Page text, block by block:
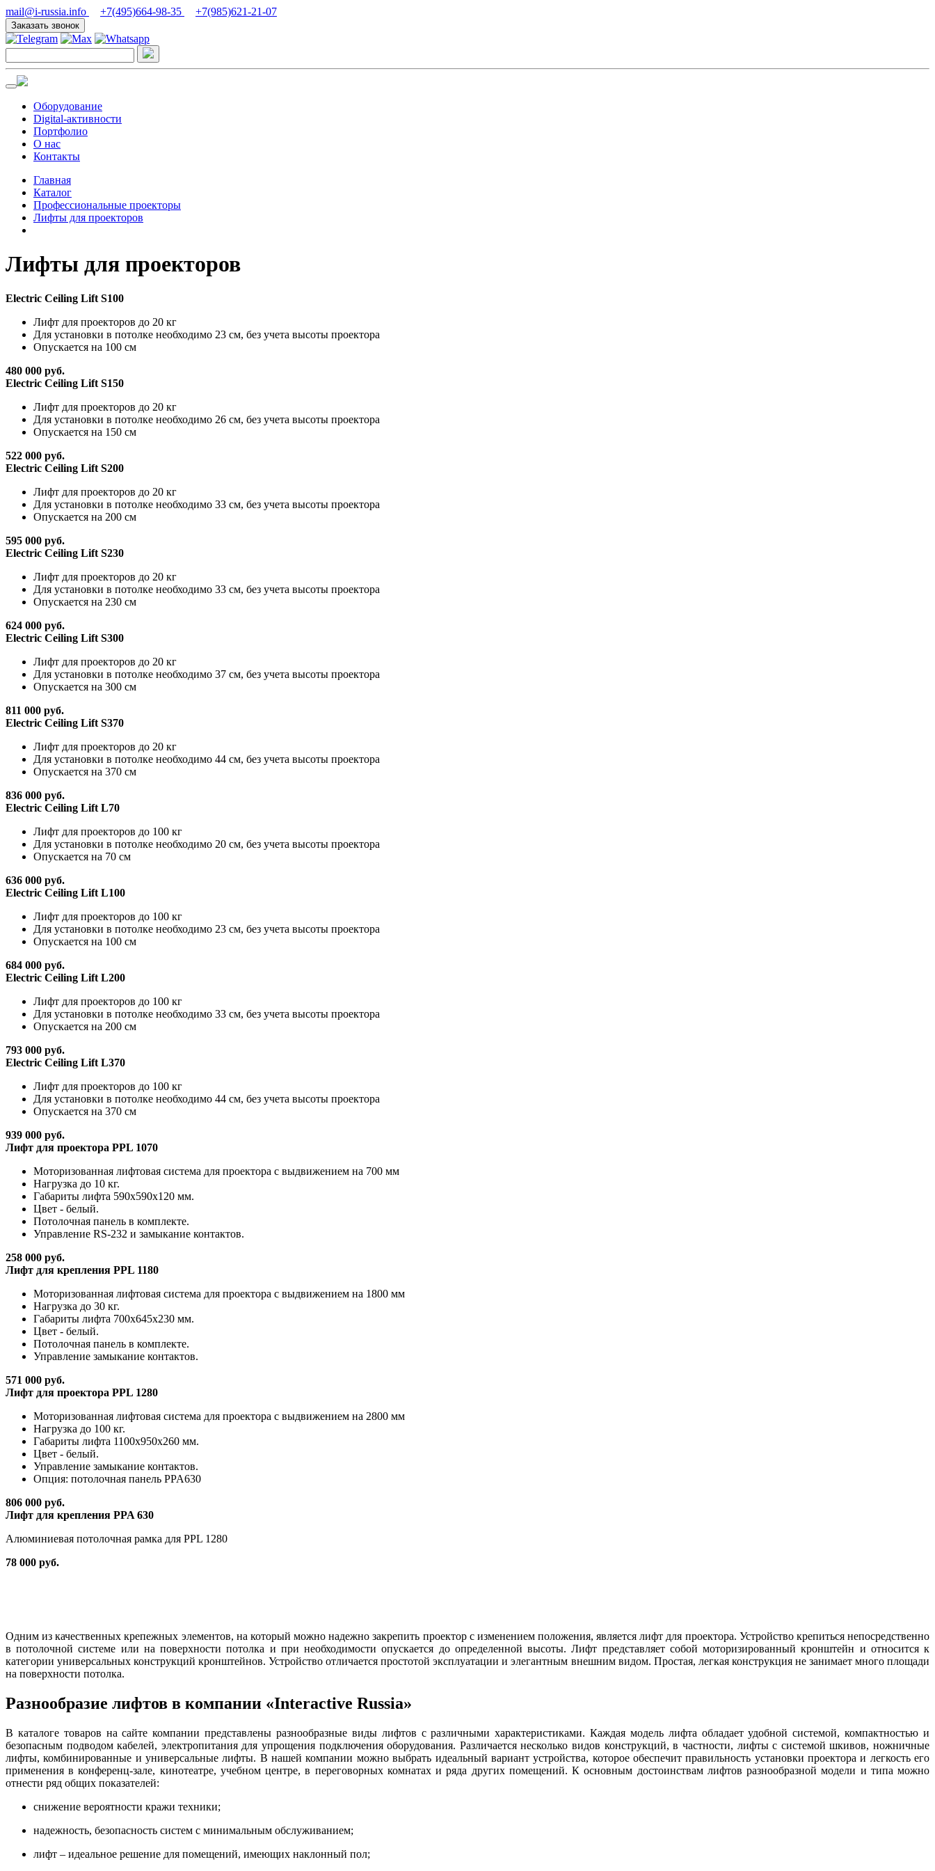
mail@i-russia.info +7(495)664-98-35 +7(985)621-21-07
Заказать звонок
Оборудование
Digital-активности
Портфолио
О нас
Контакты
Главная
Каталог
Профессиональные проекторы
Лифты для проекторов
Лифты для проекторов
Electric Ceiling Lift S100
Лифт для проекторов до 20 кг
Для установки в потолке необходимо 23 см, без учета высоты проектора
Опускается на 100 см
480 000 руб.
Electric Ceiling Lift S150
Лифт для проекторов до 20 кг
Для установки в потолке необходимо 26 см, без учета высоты проектора
Опускается на 150 см
522 000 руб.
Electric Ceiling Lift S200
Лифт для проекторов до 20 кг
Для установки в потолке необходимо 33 см, без учета высоты проектора
Опускается на 200 см
595 000 руб.
Electric Ceiling Lift S230
Лифт для проекторов до 20 кг
Для установки в потолке необходимо 33 см, без учета высоты проектора
Опускается на 230 см
624 000 руб.
Electric Ceiling Lift S300
Лифт для проекторов до 20 кг
Для установки в потолке необходимо 37 см, без учета высоты проектора
Опускается на 300 см
811 000 руб.
Electric Ceiling Lift S370
Лифт для проекторов до 20 кг
Для установки в потолке необходимо 44 см, без учета высоты проектора
Опускается на 370 см
836 000 руб.
Electric Ceiling Lift L70
Лифт для проекторов до 100 кг
Для установки в потолке необходимо 20 см, без учета высоты проектора
Опускается на 70 см
636 000 руб.
Electric Ceiling Lift L100
Лифт для проекторов до 100 кг
Для установки в потолке необходимо 23 см, без учета высоты проектора
Опускается на 100 см
684 000 руб.
Electric Ceiling Lift L200
Лифт для проекторов до 100 кг
Для установки в потолке необходимо 33 см, без учета высоты проектора
Опускается на 200 см
793 000 руб.
Electric Ceiling Lift L370
Лифт для проекторов до 100 кг
Для установки в потолке необходимо 44 см, без учета высоты проектора
Опускается на 370 см
939 000 руб.
Лифт для проектора PPL 1070
Моторизованная лифтовая система для проектора с выдвижением на 700 мм
Нагрузка до 10 кг.
Габариты лифта 590x590x120 мм.
Цвет - белый.
Потолочная панель в комплекте.
Управление RS-232 и замыкание контактов.
258 000 руб.
Лифт для крепления PPL 1180
Моторизованная лифтовая система для проектора с выдвижением на 1800 мм
Нагрузка до 30 кг.
Габариты лифта 700x645x230 мм.
Цвет - белый.
Потолочная панель в комплекте.
Управление замыкание контактов.
571 000 руб.
Лифт для проектора PPL 1280
Моторизованная лифтовая система для проектора с выдвижением на 2800 мм
Нагрузка до 100 кг.
Габариты лифта 1100x950x260 мм.
Цвет - белый.
Управление замыкание контактов.
Опция: потолочная панель PPA630
806 000 руб.
Лифт для крепления PPA 630
Алюминиевая потолочная рамка для PPL 1280
78 000 руб.
Одним из качественных крепежных элементов, на который можно надежно закрепить проектор с изменением положения, является лифт для проектора. Устройство крепиться непосредственно
в потолочной системе или на поверхности потолка и при необходимости опускается до определенной высоты. Лифт представляет собой моторизированный кронштейн и относится к
категории универсальных конструкций кронштейнов. Устройство отличается простотой эксплуатации и элегантным внешним видом. Простая, легкая конструкция не занимает много площади
на поверхности потолка.
Разнообразие лифтов в компании «Interactive Russia»
В каталоге товаров на сайте компании представлены разнообразные виды лифтов с различными характеристиками. Каждая модель лифта обладает удобной системой, компактностью и
безопасным подводом кабелей, электропитания для упрощения подключения оборудования. Различается несколько видов конструкций, в частности, лифты с системой шкивов, ножничные
лифты, комбинированные и универсальные лифты. В нашей компании можно выбрать идеальный вариант устройства, которое обеспечит правильность установки проектора и легкость его
применения в конференц-зале, кинотеатре, учебном центре, в переговорных комнатах и ряда других помещений. К основным достоинствам лифтов разнообразной модели и типа можно
отнести ряд общих показателей:
снижение вероятности кражи техники;
надежность, безопасность систем с минимальным обслуживанием;
лифт – идеальное решение для помещений, имеющих наклонный пол;